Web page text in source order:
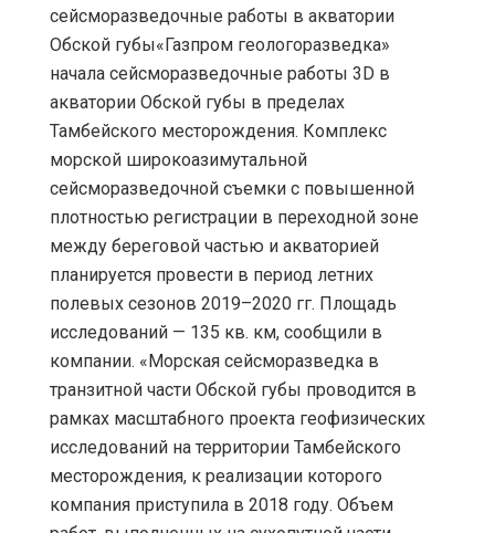
сейсморазведочные работы в акватории
Обской губы«Газпром геологоразведка»
начала сейсморазведочные работы 3D в
акватории Обской губы в пределах
Тамбейского месторождения. Комплекс
морской широкоазимутальной
сейсморазведочной съемки с повышенной
плотностью регистрации в переходной зоне
между береговой частью и акваторией
планируется провести в период летних
полевых сезонов 2019–2020 гг. Площадь
исследований — 135 кв. км, сообщили в
компании. «Морская сейсморазведка в
транзитной части Обской губы проводится в
рамках масштабного проекта геофизических
исследований на территории Тамбейского
месторождения, к реализации которого
компания приступила в 2018 году. Объем